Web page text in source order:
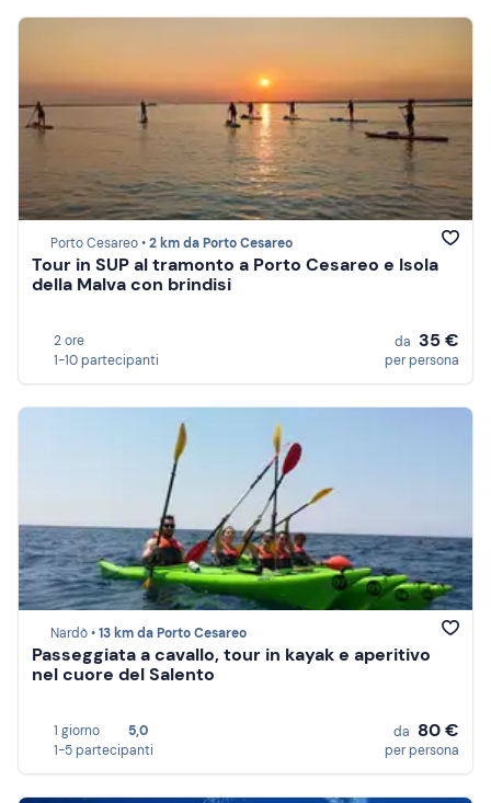
Porto Cesareo •2 km da Porto Cesareo
Tour in SUP al tramonto a Porto Cesareo e Isola
della Malva con brindisi
2 ore
1-10 partecipanti
da 35 €
per persona
Nardò •13 km da Porto Cesareo
Passeggiata a cavallo, tour in kayak e aperitivo
nel cuore del Salento
1 giorno
5,0
1-5 partecipanti
da 80 €
per persona